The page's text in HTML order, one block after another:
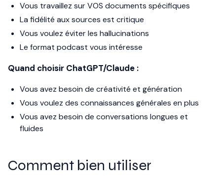
Vous travaillez sur VOS documents spécifiques
La fidélité aux sources est critique
Vous voulez éviter les hallucinations
Le format podcast vous intéresse
Quand choisir ChatGPT/Claude :
Vous avez besoin de créativité et génération
Vous voulez des connaissances générales en plus
Vous avez besoin de conversations longues et
fluides
Comment bien utiliser